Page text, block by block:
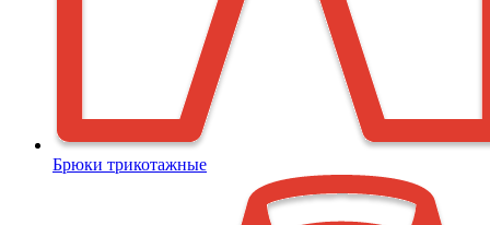
Брюки трикотажные